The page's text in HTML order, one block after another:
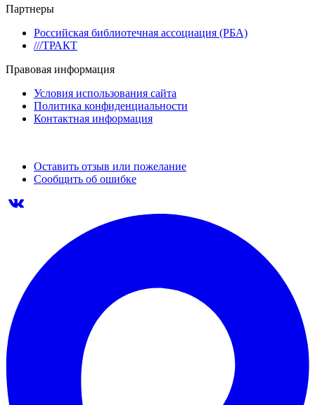
Партнеры
Российская библиотечная ассоциация (РБА)
///ТРАКТ
Правовая информация
Условия использования сайта
Политика конфиденциальности
Контактная информация
Оставить отзыв или пожелание
Сообщить об ошибке